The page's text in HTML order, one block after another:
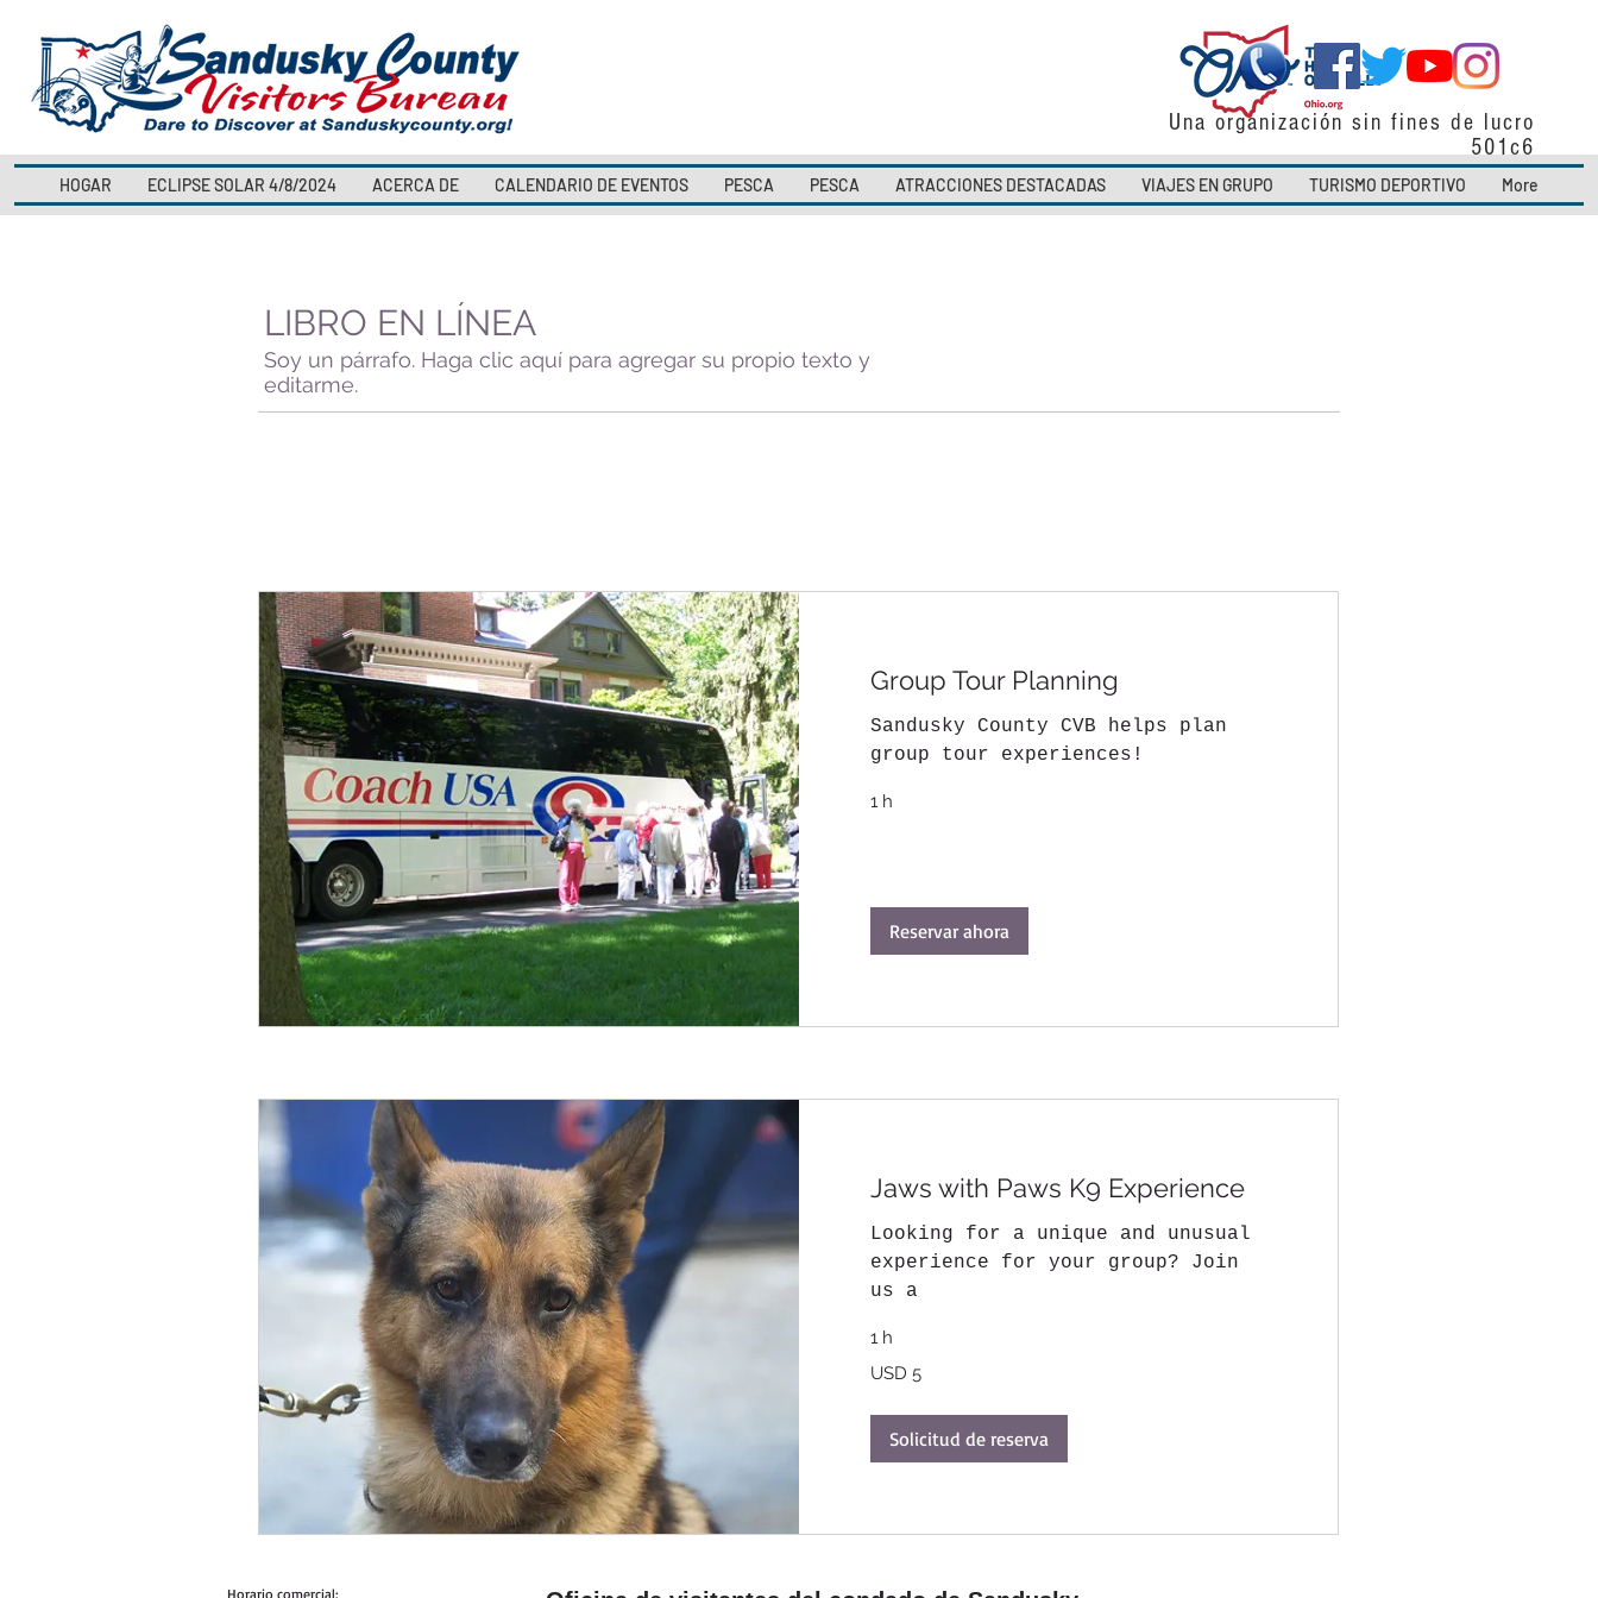
Una organización sin fines de lucro
501c6
HOGAR ECLIPSE SOLAR 4/8/2024 ACERCA DE CALENDARIO DE EVENTOS PESCA PESCA ATRACCIONES DESTACADAS VIAJES EN GRUPO TURISMO DEPORTIVO More
LIBRO EN LÍNEA
Soy un párrafo. Haga clic aquí para agregar su propio texto y
editarme.
Group Tour Planning
Sandusky County CVB helps plan
group tour experiences!
1 h
Reservar ahora
Jaws with Paws K9 Experience
Looking for a unique and unusual
experience for your group? Join
us a
1 h
dólares
USD 5
Solicitud de reserva
Horario comercial: